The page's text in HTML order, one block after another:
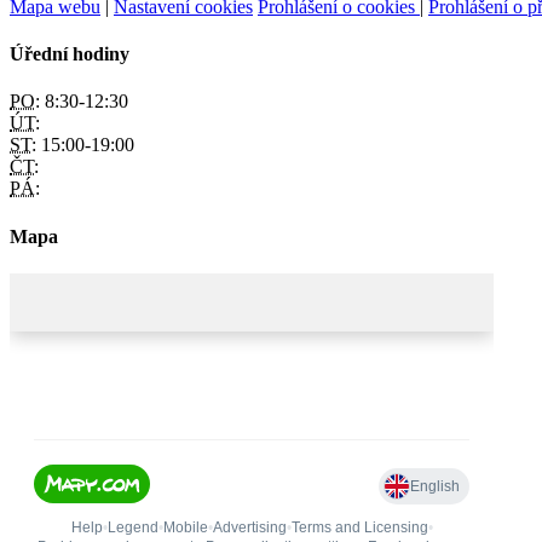
Mapa webu | Nastavení cookies Prohlášení o cookies | Prohlášení o
Úřední hodiny
PO: 8:30-12:30
ÚT:
ST: 15:00-19:00
ČT:
PÁ:
Mapa